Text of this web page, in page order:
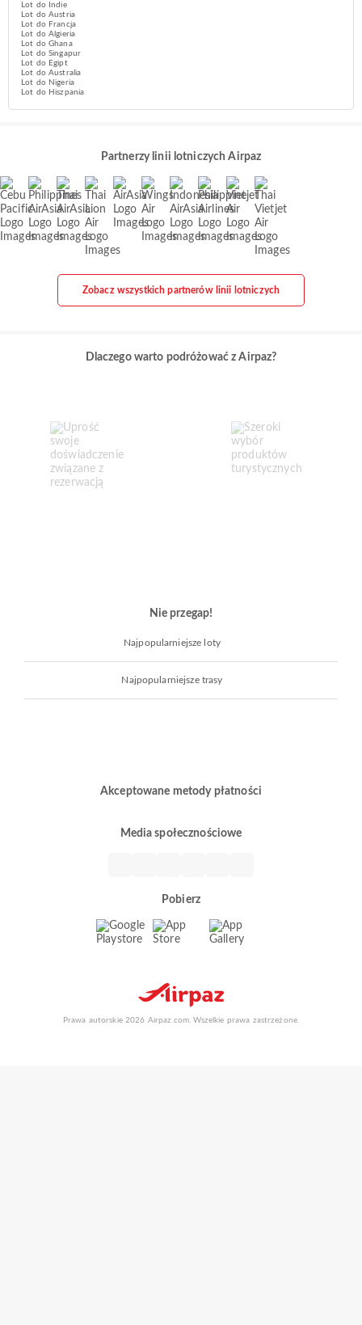
Lot do Indie
Lot do Austria
Lot do Francja
Lot do Algieria
Lot do Ghana
Lot do Singapur
Lot do Egipt
Lot do Australia
Lot do Nigeria
Lot do Hiszpania
Partnerzy linii lotniczych Airpaz
Zobacz wszystkich partnerów linii lotniczych
Dlaczego warto podróżować z Airpaz?
Nie przegap!
Najpopularniejsze loty
Najpopularniejsze trasy
Akceptowane metody płatności
Media społecznościowe
Pobierz
Prawa autorskie 2026 Airpaz.com. Wszelkie prawa zastrzeżone.